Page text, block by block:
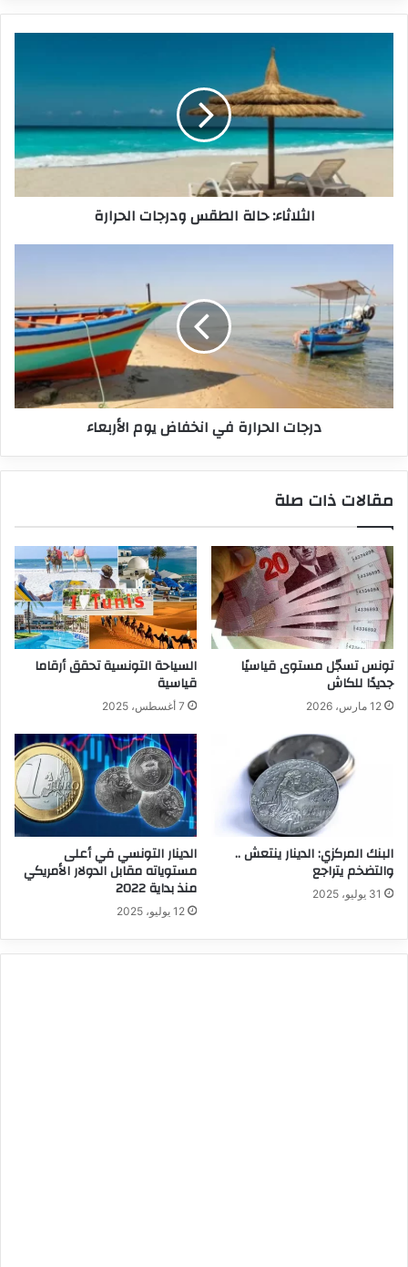
الحرارة
الثلاثاء: حالة الطقس ودرجات الحرارة
انخفاض
يوم
الأربعاء
درجات الحرارة في انخفاض يوم الأربعاء
مقالات ذات صلة
تونس تسجّل مستوى قياسيًا
جديدًا للكاش
12 مارس، 2026
السياحة التونسية تحقق أرقاما
قياسية
7 أغسطس، 2025
البنك المركزي: الدينار ينتعش ..
والتضخم يتراجع
31 يوليو، 2025
الدينار التونسي في أعلى
مستوياته مقابل الدولار الأمريكي
منذ بداية 2022
12 يوليو، 2025